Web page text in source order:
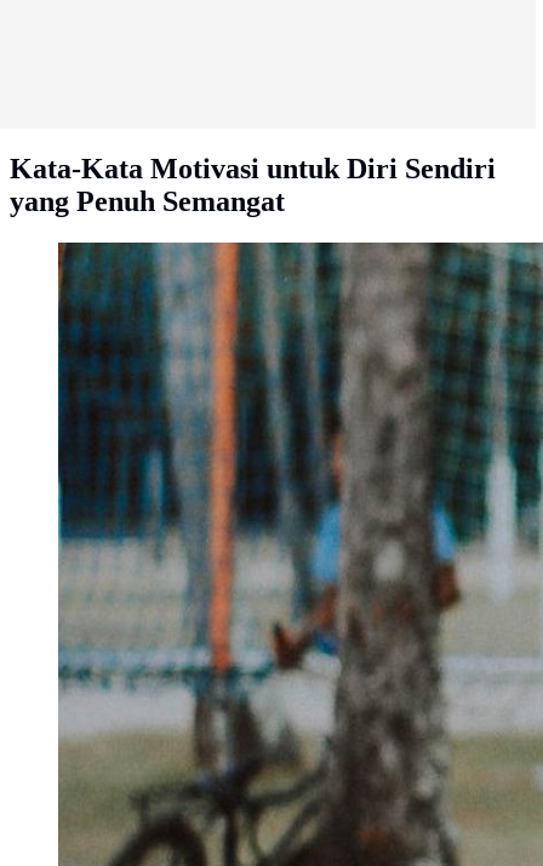
Kata-Kata Motivasi untuk Diri Sendiri
yang Penuh Semangat